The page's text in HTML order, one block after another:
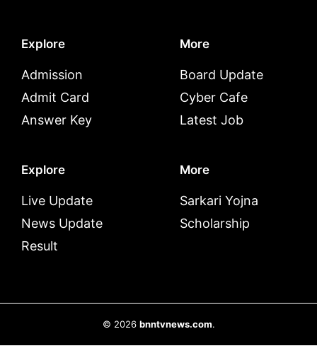
Explore
Admission
Admit Card
Answer Key
More
Board Update
Cyber Cafe
Latest Job
Explore
Live Update
News Update
Result
More
Sarkari Yojna
Scholarship
© 2026 bnntvnews.com.